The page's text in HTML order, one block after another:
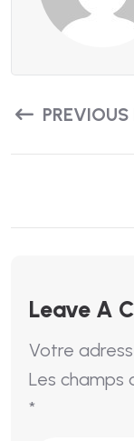
Leave A
Votre
Les champs
*